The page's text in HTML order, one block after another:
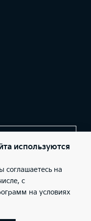
(Фактический
+7 (495) 737-47-
ООО «Киа Россия и
26; Телефон: 8 800
ведут
используются
соглашаетесь на
с
на условиях